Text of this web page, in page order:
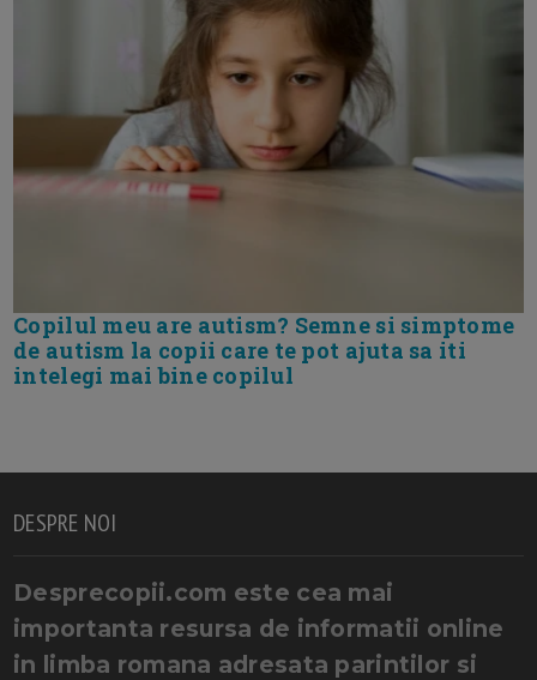
Copilul meu are autism? Semne si simptome
de autism la copii care te pot ajuta sa iti
intelegi mai bine copilul
DESPRE NOI
Desprecopii.com este cea mai
importanta resursa de informatii online
in limba romana adresata parintilor si